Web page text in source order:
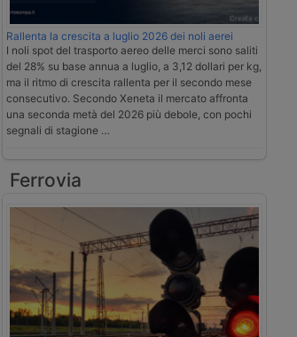
Rallenta la crescita a luglio 2026 dei noli aerei
I noli spot del trasporto aereo delle merci sono saliti
del 28% su base annua a luglio, a 3,12 dollari per kg,
ma il ritmo di crescita rallenta per il secondo mese
consecutivo. Secondo Xeneta il mercato affronta
una seconda metà del 2026 più debole, con pochi
segnali di stagione …
Ferrovia